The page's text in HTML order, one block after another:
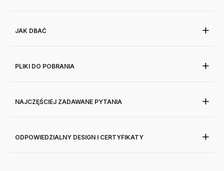
JAK DBAĆ
PLIKI DO POBRANIA
NAJCZĘŚCIEJ ZADAWANE PYTANIA
ODPOWIEDZIALNY DESIGN I CERTYFIKATY